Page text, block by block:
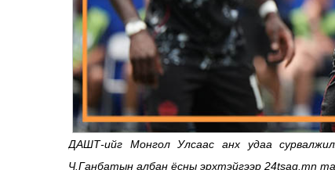
ДАШТ-ийг Монгол Улсаас анх удаа
Ч.Ганбатын албан ёсны эрхтэйгээр 24tsag.mn та